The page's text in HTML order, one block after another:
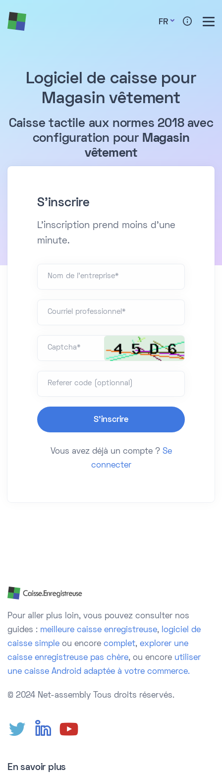
FR
Logiciel de caisse pour
Magasin vêtement
Caisse tactile aux normes 2018 avec
configuration pour Magasin
vêtement
S'inscrire
L'inscription prend moins d'une
minute.
Nom de l'entreprise*
Courriel professionnel*
Captcha*
Referer code (optionnal)
Vous avez déjà un compte ? Se
connecter
Pour aller plus loin, vous pouvez consulter nos
guides : meilleure caisse enregistreuse, logiciel de
caisse simple ou encore complet, explorer une
caisse enregistreuse pas chère, ou encore utiliser
une caisse Android adaptée à votre commerce.
© 2024 Net-assembly Tous droits réservés.
En savoir plus